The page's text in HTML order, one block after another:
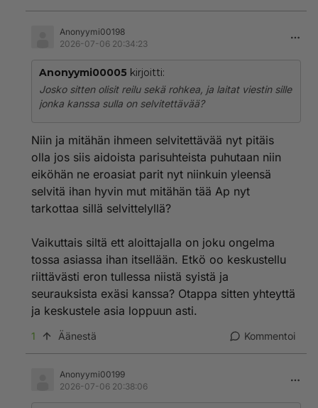
Anonyymi00198
2026-07-06 20:34:23
Anonyymi00005 kirjoitti:
Josko sitten olisit reilu sekä rohkea, ja laitat viestin sille
jonka kanssa sulla on selvitettävää?
Niin ja mitähän ihmeen selvitettävää nyt pitäis
olla jos siis aidoista parisuhteista puhutaan niin
eiköhän ne eroasiat parit nyt niinkuin yleensä
selvitä ihan hyvin mut mitähän tää Ap nyt
tarkottaa sillä selvittelyllä?
Vaikuttais siltä ett aloittajalla on joku ongelma
tossa asiassa ihan itsellään. Etkö oo keskustellu
riittävästi eron tullessa niistä syistä ja
seurauksista exäsi kanssa? Otappa sitten yhteyttä
ja keskustele asia loppuun asti.
1 Äänestä Kommentoi
Anonyymi00199
2026-07-06 20:38:06